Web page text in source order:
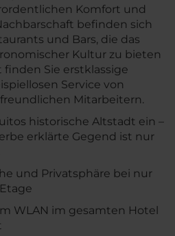
Komfort und
befinden sich
und Bars, die das
Kultur zu bieten
finden Sie erstklassige
Service von
Mitarbeitern.
historische Altstadt ein –
erklärte Gegend ist nur
und Privatsphäre bei nur
WLAN im gesamten Hotel